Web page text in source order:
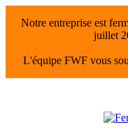
Notre entreprise est
juillet
L'équipe FWF vous